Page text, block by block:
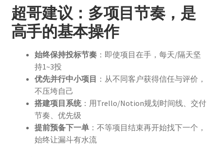
超哥建议：多项目节奏，是
高手的基本操作
始终保持投标节奏：即使项目在手，每天/隔天坚
持1~3投
优先并行中小项目 ：从不同客户获得信任与评价，
不压垮自己
搭建项目系统：用Trello/Notion规划时间线、交付
节奏、优先级
提前预备下一单：不等项目结束再开始找下一个，
始终让漏斗有水流